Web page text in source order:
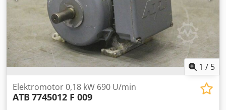
1 / 5
Elektromotor 0,18 kW 690 U/min
ATB 7745012 F 009